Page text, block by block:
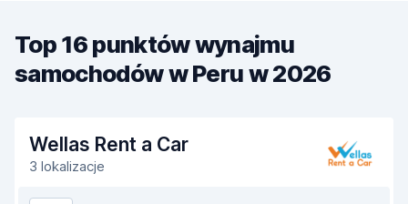
Top 16 punktów wynajmu
samochodów w Peru w 2026
Wellas Rent a Car
3 lokalizacje